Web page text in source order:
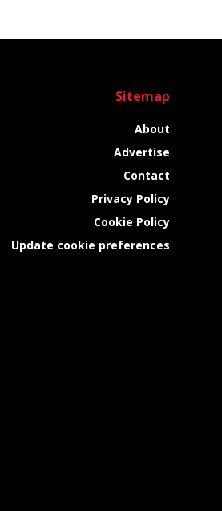
Sitemap
About
Advertise
Contact
Privacy Policy
Cookie Policy
Update cookie preferences